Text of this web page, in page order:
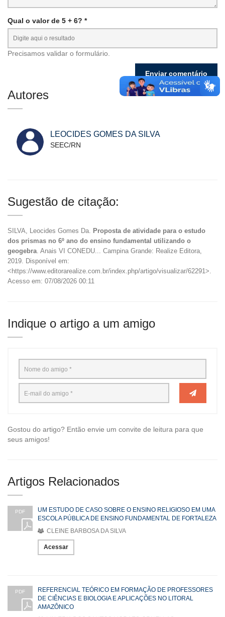
Qual o valor de 5 + 6? *
Precisamos validar o formulário.
Autores
LEOCIDES GOMES DA SILVA
SEEC/RN
Sugestão de citação:
SILVA, Leocides Gomes Da. Proposta de atividade para o estudo
dos prismas no 6º ano do ensino fundamental utilizando o
geogebra. Anais VI CONEDU... Campina Grande: Realize Editora,
2019. Disponível em:
<https://www.editorarealize.com.br/index.php/artigo/visualizar/62291>.
Acesso em: 07/08/2026 00:11
Indique o artigo a um amigo
Gostou do artigo? Então envie um convite de leitura para que
seus amigos!
Artigos Relacionados
PDF
UM ESTUDO DE CASO SOBRE O ENSINO RELIGIOSO EM UMA
ESCOLA PÚBLICA DE ENSINO FUNDAMENTAL DE FORTALEZA
CLEINE BARBOSA DA SILVA
Acessar
PDF
REFERENCIAL TEÓRICO EM FORMAÇÃO DE PROFESSORES
DE CIÊNCIAS E BIOLOGIA E APLICAÇÕES NO LITORAL
AMAZÔNICO